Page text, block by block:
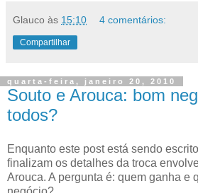
Glauco às 15:10 4 comentários:
Compartilhar
quarta-feira, janeiro 20, 2010
Souto e Arouca: bom
todos?
Enquanto este post está sendo
finalizam os detalhes da troca
Arouca. A pergunta é: quem ganha e